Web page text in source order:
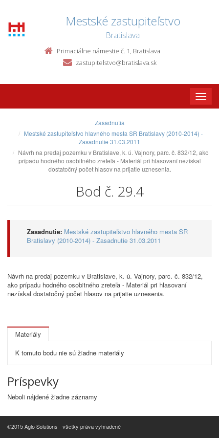
Mestské zastupiteľstvo
Bratislava
Primaciálne námestie č. 1, Bratislava
zastupitelstvo@bratislava.sk
Toggle
Zasadnutia
Mestské zastupiteľstvo hlavného mesta SR Bratislavy (2010-2014) -
Zasadnutie 31.03.2011
Návrh na predaj pozemku v Bratislave, k. ú. Vajnory, parc. č. 832/12, ako
prípadu hodného osobitného zreteľa - Materiál pri hlasovaní nezískal
dostatočný počet hlasov na prijatie uznesenia.
Bod č. 29.4
Zasadnutie: Mestské zastupiteľstvo hlavného mesta SR
Bratislavy (2010-2014) - Zasadnutie 31.03.2011
Návrh na predaj pozemku v Bratislave, k. ú. Vajnory, parc. č. 832/12,
ako prípadu hodného osobitného zreteľa - Materiál pri hlasovaní
nezískal dostatočný počet hlasov na prijatie uznesenia.
Materiály
K tomuto bodu nie sú žiadne materiály
Príspevky
Neboli nájdené žiadne záznamy
©2015 Aglo Solutions - všetky práva vyhradené